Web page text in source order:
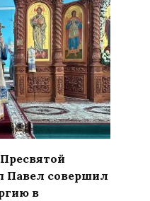
Павел совершил
в